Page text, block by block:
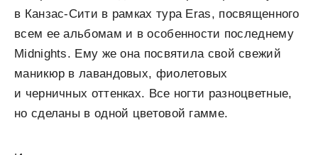
в Канзас-Сити в рамках тура Eras, посвященного
всем ее альбомам и в особенности последнему
Midnights. Ему же она посвятила свой свежий
маникюр в лавандовых, фиолетовых
и черничных оттенках. Все ногти разноцветные,
но сделаны в одной цветовой гамме.